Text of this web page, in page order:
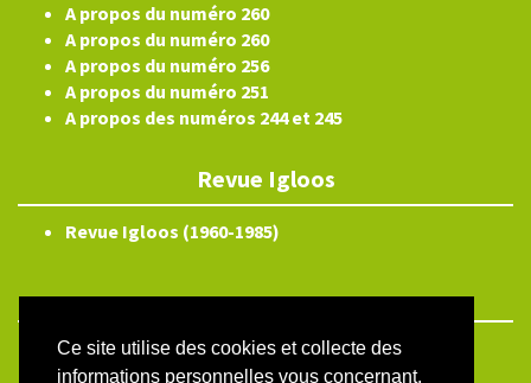
Ce site utilise des cookies et collecte des
informations personnelles vous concernant.
A propos du numéro 260
A propos du numéro 260
A propos du numéro 256
A propos du numéro 251
A propos des numéros 244 et 245
Revue Igloos
Revue Igloos (1960-1985)
ISSN électronique 2804-3359